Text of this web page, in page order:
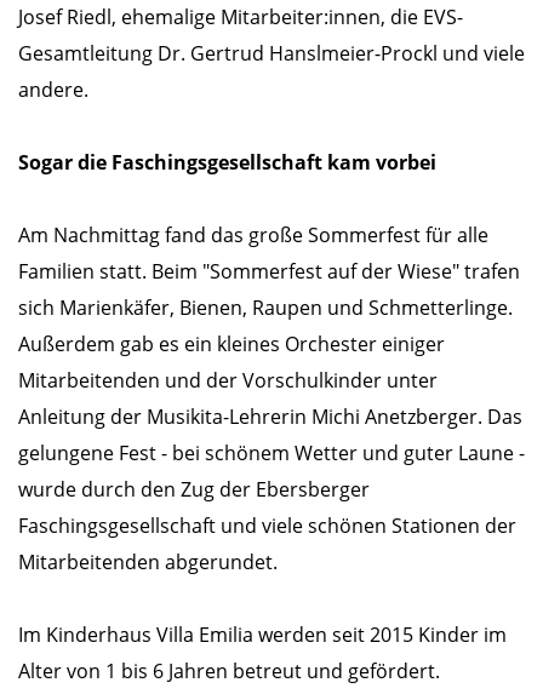
Josef Riedl, ehemalige Mitarbeiter:innen, die EVS-
Gesamtleitung Dr. Gertrud Hanslmeier-Prockl und viele
andere.
Sogar die Faschingsgesellschaft kam vorbei
Am Nachmittag fand das große Sommerfest für alle
Familien statt. Beim "Sommerfest auf der Wiese" trafen
sich Marienkäfer, Bienen, Raupen und Schmetterlinge.
Außerdem gab es ein kleines Orchester einiger
Mitarbeitenden und der Vorschulkinder unter
Anleitung der Musikita-Lehrerin Michi Anetzberger. Das
gelungene Fest - bei schönem Wetter und guter Laune -
wurde durch den Zug der Ebersberger
Faschingsgesellschaft und viele schönen Stationen der
Mitarbeitenden abgerundet.
Im Kinderhaus Villa Emilia werden seit 2015 Kinder im
Alter von 1 bis 6 Jahren betreut und gefördert.